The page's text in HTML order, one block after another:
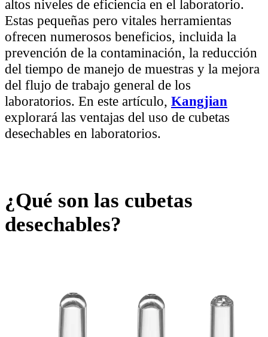
altos niveles de eficiencia en el laboratorio.
Estas pequeñas pero vitales herramientas
ofrecen numerosos beneficios, incluida la
prevención de la contaminación, la reducción
del tiempo de manejo de muestras y la mejora
del flujo de trabajo general de los
laboratorios. En este artículo, Kangjian
explorará las ventajas del uso de cubetas
desechables en laboratorios.
¿Qué son las cubetas
desechables?